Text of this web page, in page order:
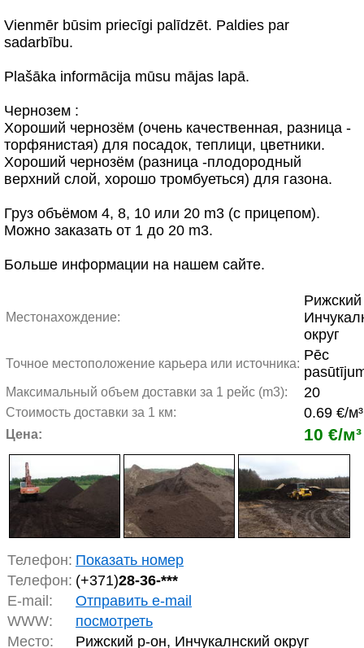
Vienmēr būsim priecīgi palīdzēt. Paldies par
sadarbību.
Plašāka informācija mūsu mājas lapā.
Чернозем :
Хороший чернозём (очень качественная, разница -
торфянистая) для посадок, теплици, цветники.
Хороший чернозём (разница -плодородный
верхний слой, хорошо тромбуеться) для газона.
Груз объёмом 4, 8, 10 или 20 m3 (с прицепом).
Можно заказать от 1 до 20 m3.
Больше информации на нашем сайте.
Местонахождение:
округ
Точное местоположение карьера или источника:
Pēc
Максимальный объем доставки за 1 рейс (m3): 20
Стоимость доставки за 1 км: 0.69 €/м³
Цена: 10 €/м³
Телефон: Показать номер
Телефон: (+371)28-36-***
E-mail:
Отправить e-mail
WWW:
посмотреть
Место:
Рижский р-он, Инчукалнский округ